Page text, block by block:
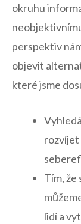
okruhu
perspektiv
objevit
které⁣ jsme
rozvíjet
Tím, že
lidí a